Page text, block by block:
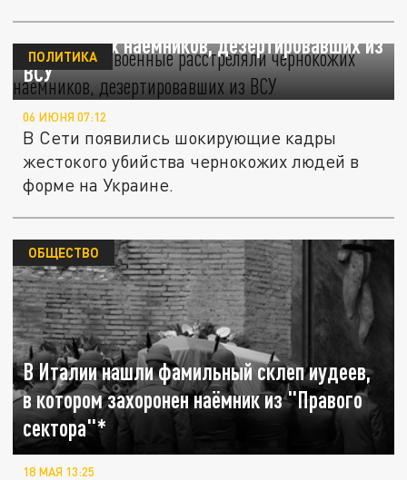
Украинские военные расстреляли
чернокожих наёмников, дезертировавших из
ВСУ
ПОЛИТИКА
06 ИЮНЯ 07:12
В Сети появились шокирующие кадры
жестокого убийства чернокожих людей в
форме на Украине.
В Италии нашли фамильный склеп иудеев,
в котором захоронен наёмник из "Правого
сектора"*
ОБЩЕСТВО
18 МАЯ 13:25